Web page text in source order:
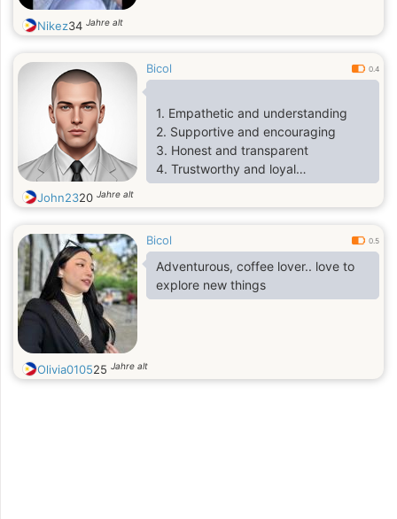
Nikez34 Jahre alt
Bicol 0.4
1. Empathetic and understanding
2. Supportive and encouraging
3. Honest and transparent
4. Trustworthy and loyal
5. Respectful and considerate
6. Communicative and open-minded
8. Fun-loving and playful
John2320 Jahre alt
Bicol 0.5
Adventurous, coffee lover.. love to
explore new things
Olivia010525 Jahre alt